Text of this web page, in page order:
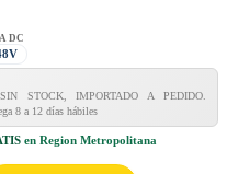
DC
STOCK, IMPORTADO A PEDIDO.
8 a 12 días hábiles
en Region Metropolitana